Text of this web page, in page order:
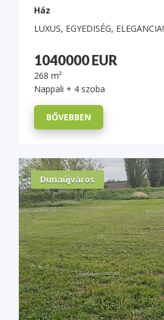
Ház
LUXUS, EGYEDISÉG, ELEGANCIA!
1040000 EUR
268 m²
Nappali + 4 szoba
BŐVEBBEN
Dunaújváros